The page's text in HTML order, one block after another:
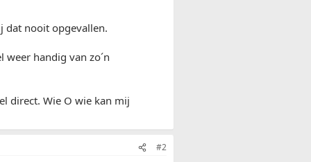
dat nooit opgevallen.
handig van zo´n
direct. Wie O wie kan mij
#2